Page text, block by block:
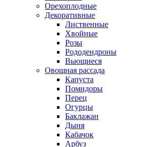
Орехоплодные
Декоративные
Лиственные
Хвойные
Розы
Рододендроны
Вьющиеся
Овощная рассада
Капуста
Помидоры
Перец
Огурцы
Баклажан
Дыня
Кабачок
Арбуз